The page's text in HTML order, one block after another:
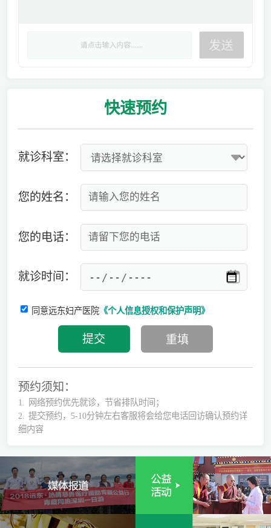
快速预约
就诊科室：
您的姓名：
您的电话：
就诊时间：
同意远东妇产医院《个人信息授权和保护声明》
预约须知：
1.
网络预约优先就诊，节省排队时间；
2.
提交预约，5-10分钟左右客服将会给您电话回访确认预约详
细内容